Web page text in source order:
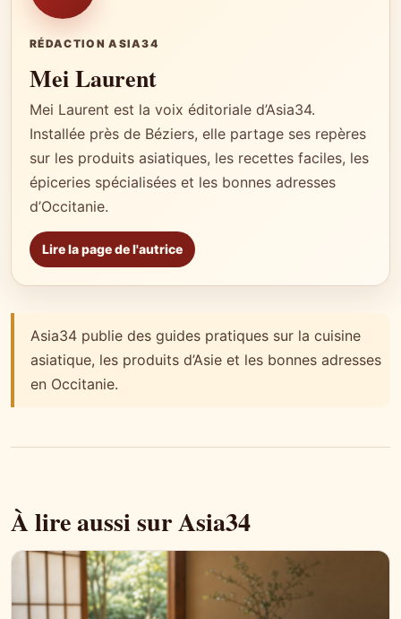
RÉDACTION ASIA34
Mei Laurent
Mei Laurent est la voix éditoriale d’Asia34.
Installée près de Béziers, elle partage ses repères
sur les produits asiatiques, les recettes faciles, les
épiceries spécialisées et les bonnes adresses
d’Occitanie.
Lire la page de l'autrice
Asia34 publie des guides pratiques sur la cuisine
asiatique, les produits d’Asie et les bonnes adresses
en Occitanie.
À lire aussi sur Asia34